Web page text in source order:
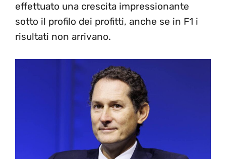
effettuato una crescita impressionante
sotto il profilo dei profitti, anche se in F1 i
risultati non arrivano.